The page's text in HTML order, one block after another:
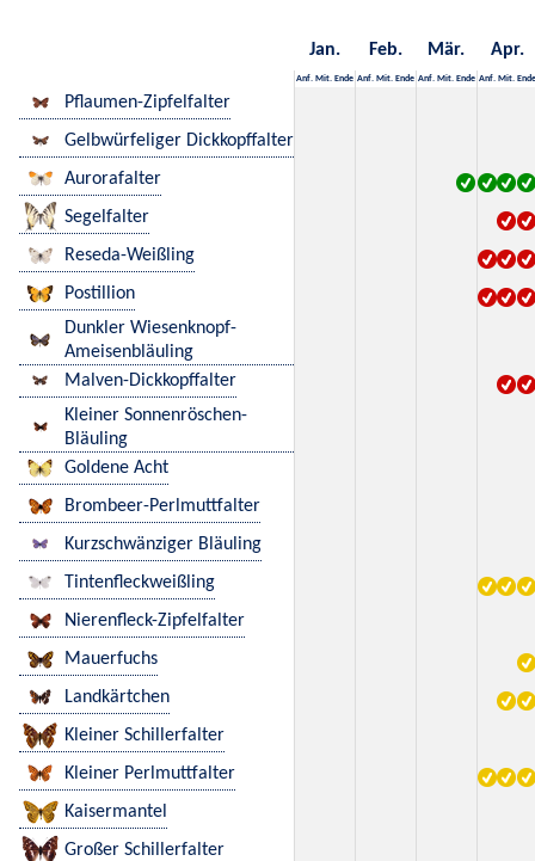
Jan. Feb. Mär. Apr.
Anf. Mit. Ende Anf. Mit. Ende Anf. Mit. Ende Anf. Mit. Ende
Pflaumen-Zipfelfalter
Gelbwürfeliger Dickkopffalter
Aurorafalter
Segelfalter
Reseda-Weißling
Postillion
Dunkler Wiesenknopf-
Ameisenbläuling
Malven-Dickkopffalter
Kleiner Sonnenröschen-
Bläuling
Goldene Acht
Brombeer-Perlmuttfalter
Kurzschwänziger Bläuling
Tintenfleckweißling
Nierenfleck-Zipfelfalter
Mauerfuchs
Landkärtchen
Kleiner Schillerfalter
Kleiner Perlmuttfalter
Kaisermantel
Großer Schillerfalter